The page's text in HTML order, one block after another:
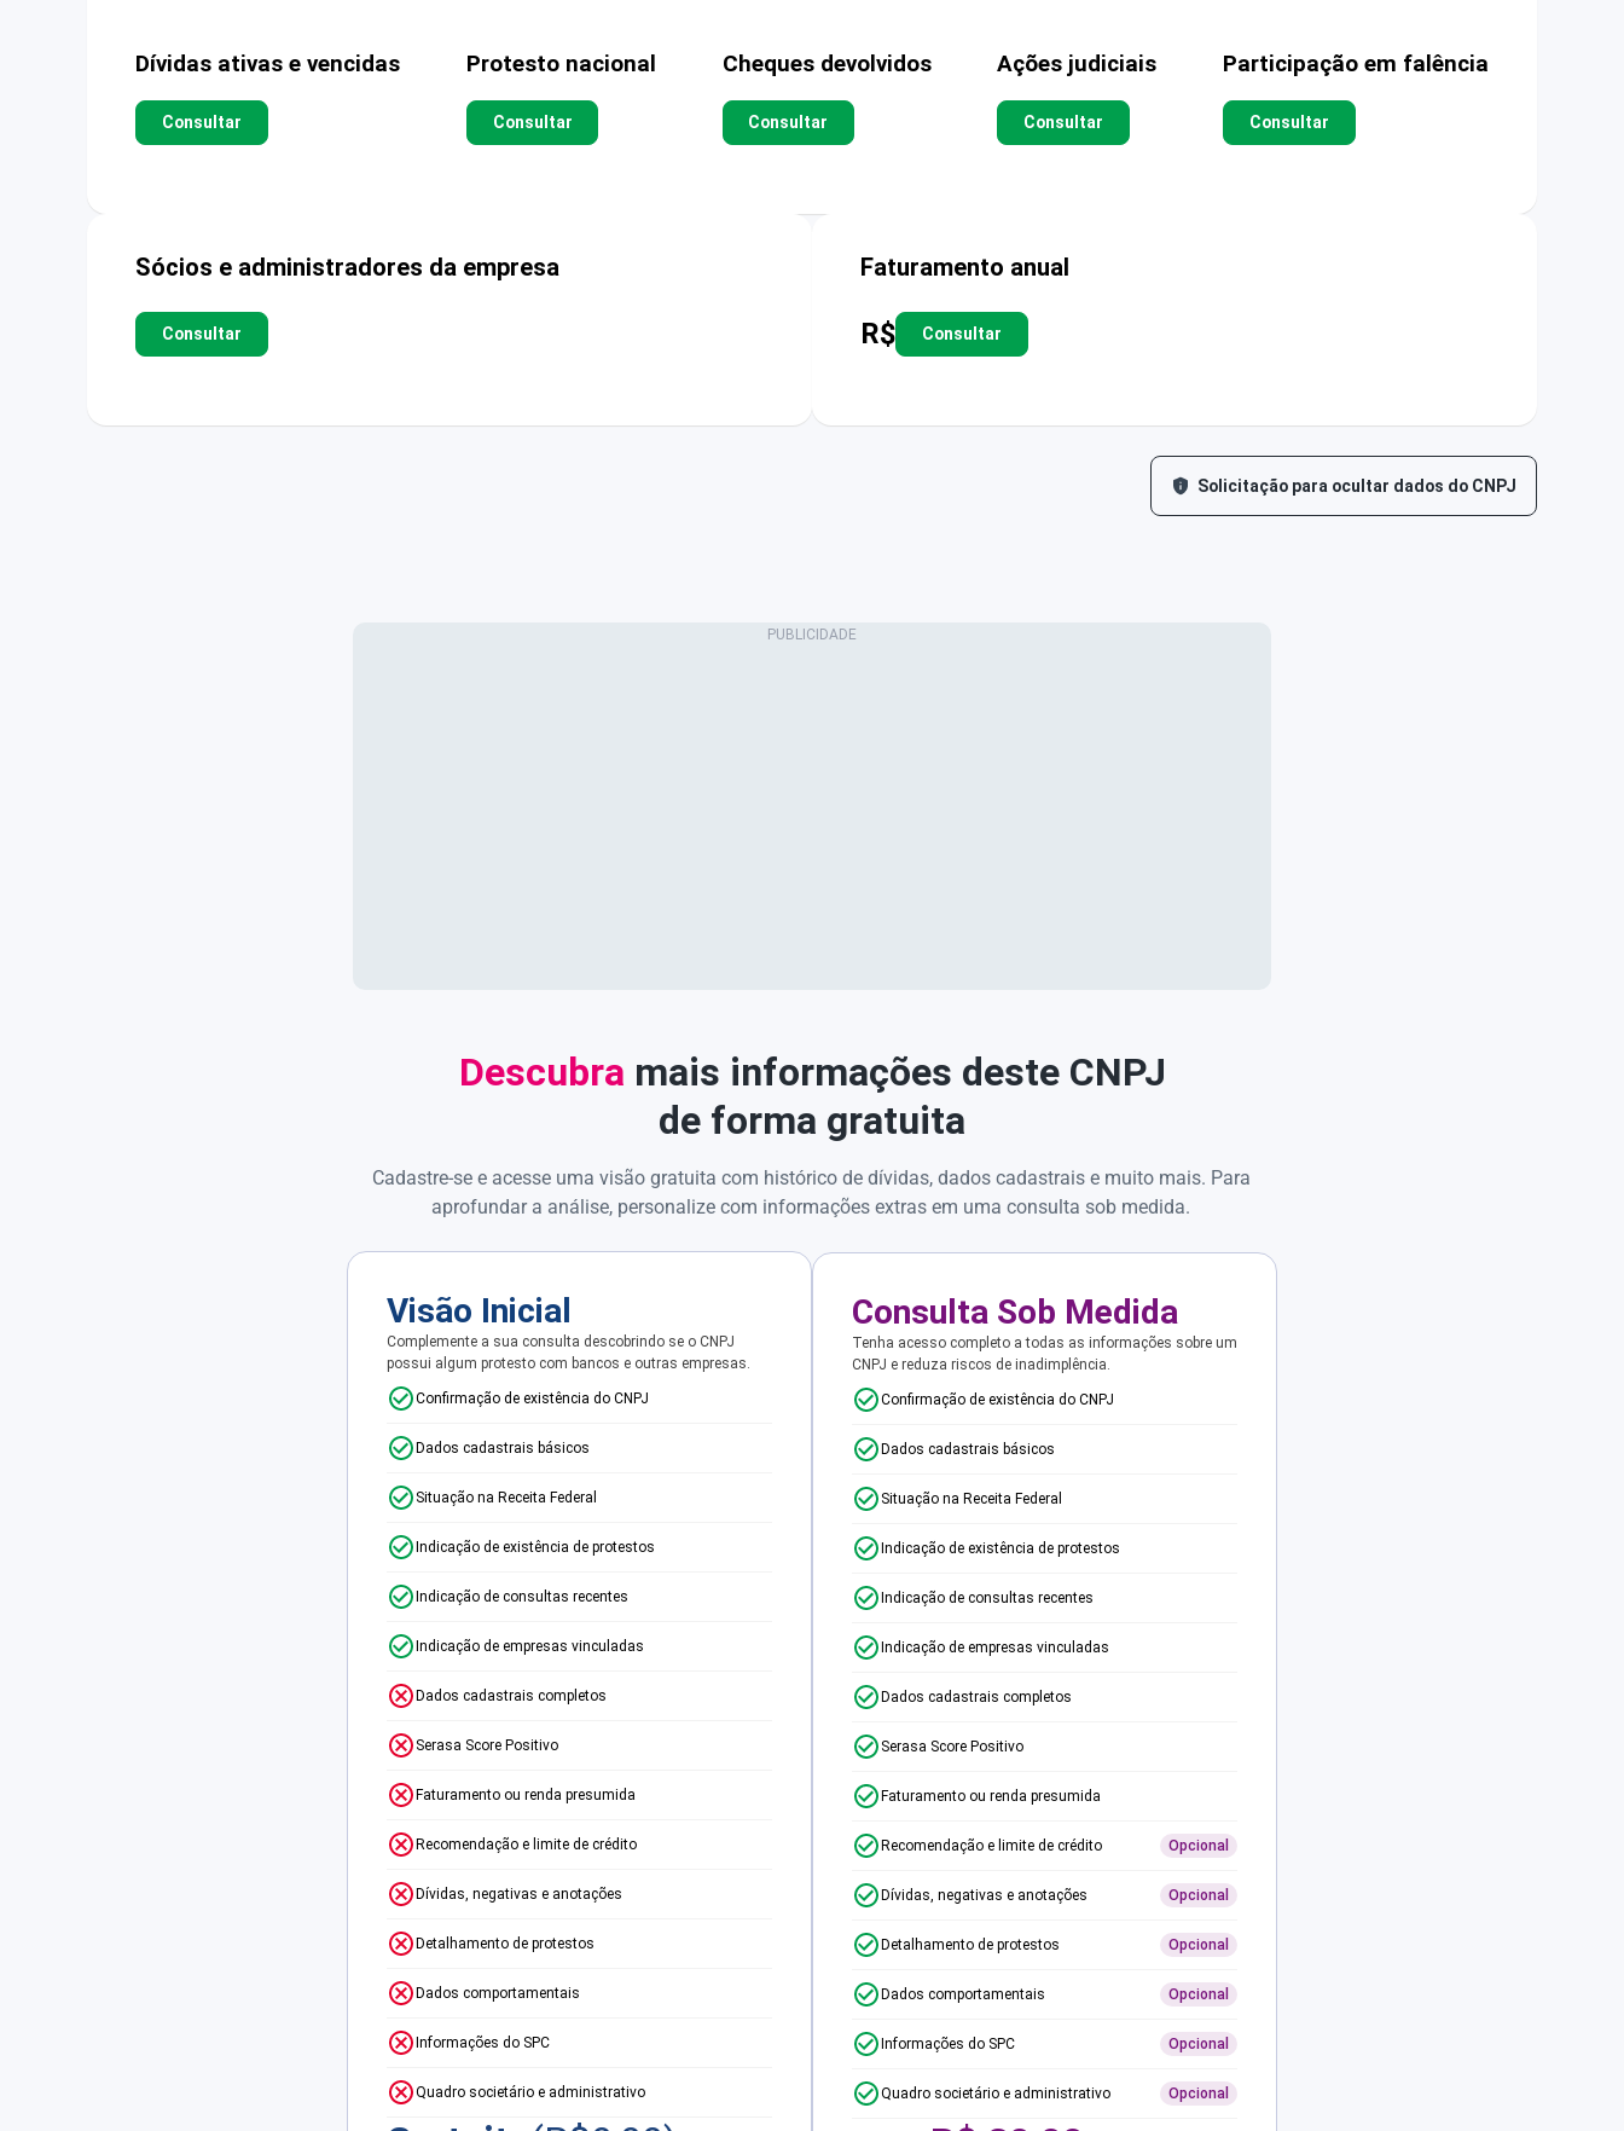
Dívidas ativas e vencidas
Consultar
Protesto nacional
Consultar
Cheques devolvidos
Consultar
Ações judiciais
Consultar
Participação em falência
Consultar
Sócios e administradores da empresa
Consultar
Faturamento anual
R$ Consultar
Solicitação para ocultar dados do CNPJ
Descubra mais informações deste CNPJ
de forma gratuita
Cadastre-se e acesse uma visão gratuita com histórico de dívidas, dados cadastrais e muito mais. Para
aprofundar a análise, personalize com informações extras em uma consulta sob medida.
Visão Inicial
Complemente a sua consulta descobrindo se o CNPJ
possui algum protesto com bancos e outras empresas.
Confirmação de existência do CNPJ
Dados cadastrais básicos
Situação na Receita Federal
Indicação de existência de protestos
Indicação de consultas recentes
Indicação de empresas vinculadas
Dados cadastrais completos
Serasa Score Positivo
Faturamento ou renda presumida
Recomendação e limite de crédito
Dívidas, negativas e anotações
Detalhamento de protestos
Dados comportamentais
Informações do SPC
Quadro societário e administrativo
Consulta Sob Medida
Tenha acesso completo a todas as informações sobre um
CNPJ e reduza riscos de inadimplência.
Confirmação de existência do CNPJ
Dados cadastrais básicos
Situação na Receita Federal
Indicação de existência de protestos
Indicação de consultas recentes
Indicação de empresas vinculadas
Dados cadastrais completos
Serasa Score Positivo
Faturamento ou renda presumida
Recomendação e limite de crédito Opcional
Dívidas, negativas e anotações Opcional
Detalhamento de protestos Opcional
Dados comportamentais Opcional
Informações do SPC Opcional
Quadro societário e administrativo Opcional